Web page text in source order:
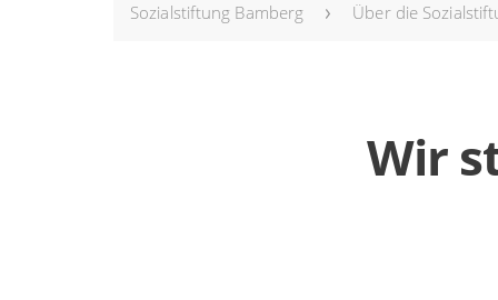
Sozialstiftung Bamberg Über die
Wir